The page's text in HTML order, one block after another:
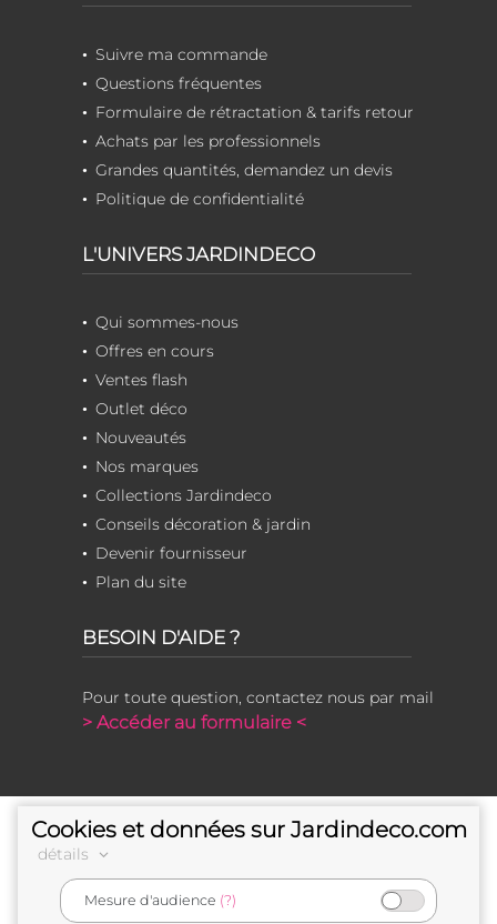
Suivre ma commande
Questions fréquentes
Formulaire de rétractation & tarifs retour
Achats par les professionnels
Grandes quantités, demandez un devis
Politique de confidentialité
L'UNIVERS JARDINDECO
Qui sommes-nous
Offres en cours
Ventes flash
Outlet déco
Nouveautés
Nos marques
Collections Jardindeco
Conseils décoration & jardin
Devenir fournisseur
Plan du site
BESOIN D'AIDE ?
Pour toute question, contactez nous par mail
> Accéder au formulaire <
Cookies et données sur Jardindeco.com
détails
Mesure d'audience (?)